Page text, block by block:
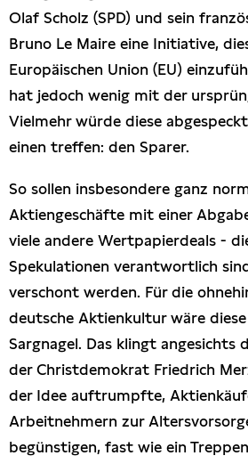
Olaf Scholz (SPD) und sein
Bruno Le Maire eine Initiative,
Europäischen Union (EU)
hat jedoch wenig mit der
Vielmehr würde diese
einen treffen: den Sparer.
So sollen insbesondere ganz
Aktiengeschäfte mit einer
viele andere Wertpapierdeals -
Spekulationen verantwortlich
verschont werden. Für die
deutsche Aktienkultur wäre
Sargnagel. Das klingt angesichts
der Christdemokrat Friedrich
der Idee auftrumpfte,
Arbeitnehmern zur
begünstigen, fast wie ein